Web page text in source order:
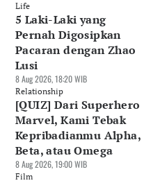
Life
5 Laki-Laki yang
Pernah Digosipkan
Pacaran dengan Zhao
Lusi
8 Aug 2026, 18:20 WIB
Relationship
[QUIZ] Dari Superhero
Marvel, Kami Tebak
Kepribadianmu Alpha,
Beta, atau Omega
8 Aug 2026, 19:00 WIB
Film